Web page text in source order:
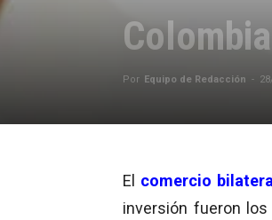
Por Equipo de Redacción -
El comercio
inversión fueron